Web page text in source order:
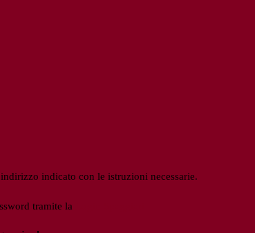
indicato con le istruzioni necessarie.
tramite la